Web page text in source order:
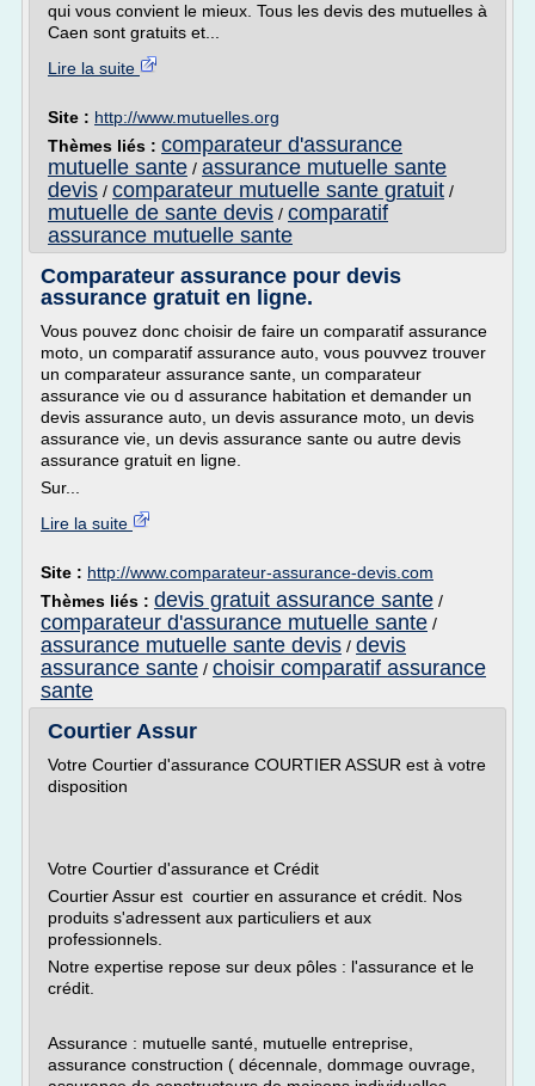
qui vous convient le mieux. Tous les devis des mutuelles à
Caen sont gratuits et...
Lire la suite
Site : http://www.mutuelles.org
Thèmes liés : comparateur d'assurance
mutuelle sante / assurance mutuelle sante
devis / comparateur mutuelle sante gratuit /
mutuelle de sante devis / comparatif
assurance mutuelle sante
Comparateur assurance pour devis
assurance gratuit en ligne.
Vous pouvez donc choisir de faire un comparatif assurance
moto, un comparatif assurance auto, vous pouvvez trouver
un comparateur assurance sante, un comparateur
assurance vie ou d assurance habitation et demander un
devis assurance auto, un devis assurance moto, un devis
assurance vie, un devis assurance sante ou autre devis
assurance gratuit en ligne.
Sur...
Lire la suite
Site : http://www.comparateur-assurance-devis.com
Thèmes liés : devis gratuit assurance sante /
comparateur d'assurance mutuelle sante /
assurance mutuelle sante devis / devis
assurance sante / choisir comparatif assurance
sante
Courtier Assur
Votre Courtier d'assurance COURTIER ASSUR est à votre
disposition
Votre Courtier d'assurance et Crédit
Courtier Assur est courtier en assurance et crédit. Nos
produits s'adressent aux particuliers et aux
professionnels.
Notre expertise repose sur deux pôles : l'assurance et le
crédit.
Assurance : mutuelle santé, mutuelle entreprise,
assurance construction ( décennale, dommage ouvrage,